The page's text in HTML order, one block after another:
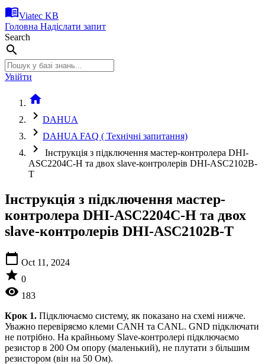
menu_bookViatec KB
Головна Надіслати запит
Search
search
Увійти
home
chevron_right DAHUA
chevron_right DAHUA FAQ ( Технічні запитання)
chevron_right
Інструкція з підключення мастер-контролера DHI-
ASC2204C-H та двох slave-контролерів DHI-ASC2102B-
T
Інструкція з підключення мастер-
контролера DHI-ASC2204C-H та двох
slave-контролерів DHI-ASC2102B-T
calendar_today Oct 11, 2024
star 0
visibility 183
Крок 1. Підключаємо систему, як показано на схемі нижче.
Уважно перевіряємо клеми CANH та CANL. GND підключати
не потрібно. На крайньому Slave-контролері підключаємо
резистор в 200 Ом опору (маленький), не плутати з більшим
резистором (він на 50 Ом).